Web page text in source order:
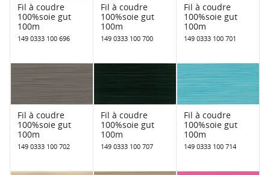
Fil à coudre
100%soie gut
100m
149 0333 100 696
Fil à coudre
100%soie gut
100m
149 0333 100 700
Fil à coudre
100%soie gut
100m
149 0333 100 701
Fil à coudre
100%soie gut
100m
149 0333 100 702
Fil à coudre
100%soie gut
100m
149 0333 100 707
Fil à coudre
100%soie gut
100m
149 0333 100 714